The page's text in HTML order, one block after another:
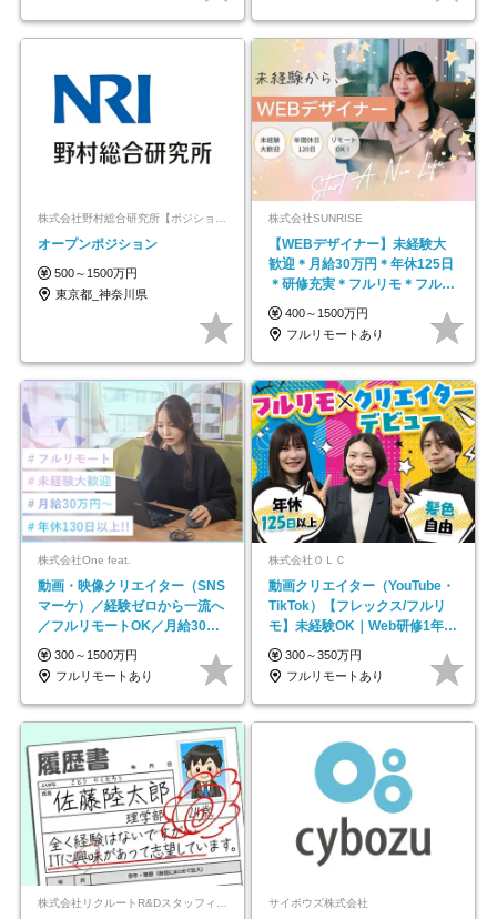
オープンポジション
500～1500万円
東京都_神奈川県
株式会社SUNRISE
【WEBデザイナー】未経験大
歓迎＊月給30万円＊年休125日
＊研修充実＊フルリモ＊フルフ
レックス＊
400～1500万円
フルリモートあり
株式会社One feat.
動画・映像クリエイター（SNS
マーケ）／経験ゼロから一流へ
／フルリモートOK／月給30万
円～／年休130日以上
300～1500万円
フルリモートあり
株式会社ＯＬＣ
動画クリエイター（YouTube・
TikTok）【フレックス/フルリ
モ】未経験OK｜Web研修1年間
｜副業OK
300～350万円
フルリモートあり
サイボウズ株式会社